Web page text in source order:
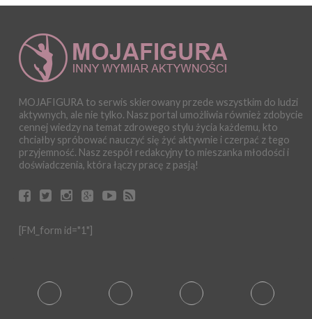
MOJAFIGURA to serwis skierowany przede wszystkim do ludzi
aktywnych, ale nie tylko. Nasz portal umożliwia również zdobycie
cennej wiedzy na temat zdrowego stylu życia każdemu, kto
chciałby spróbować nauczyć się żyć aktywnie i czerpać z tego
przyjemność. Nasz zespół redakcyjny to mieszanka młodości i
doświadczenia, która łączy pracę z pasją!
[FM_form id="1"]